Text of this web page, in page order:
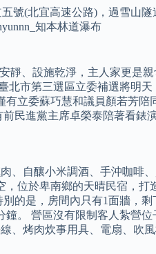
號(北宜高速公路)，過雪山
知本林道瀑布
靜、設施乾淨，主人家更是
市第三選區立委補選將明
立委蘇巧慧和議員顏若芳
民進黨主席卓榮泰陪著看錶演
、自釀小米調酒、手沖咖啡
位於卑南鄉的天晴民宿，
的是，房間內只有1面牆，
。 營區沒有限制客人紮營
、烤肉炊事用具、電扇、吹風